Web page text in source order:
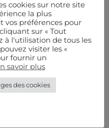
cookies sur notre site
la plus
vos préférences pour
sur « Tout
à l'utilisation de tous les
visiter les «
fournir un
savoir plus
des cookies